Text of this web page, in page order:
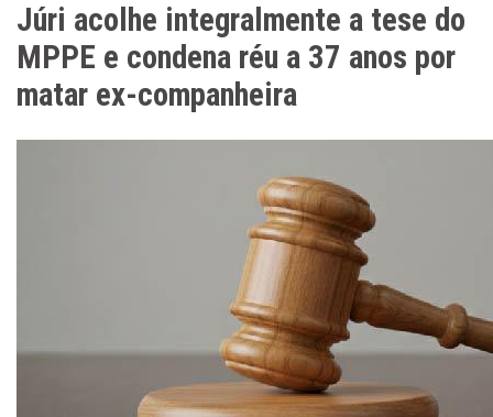
Júri acolhe integralmente a tese do
MPPE e condena réu a 37 anos por
matar ex-companheira